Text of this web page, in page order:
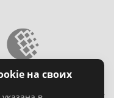
общество «Облако»
на своих